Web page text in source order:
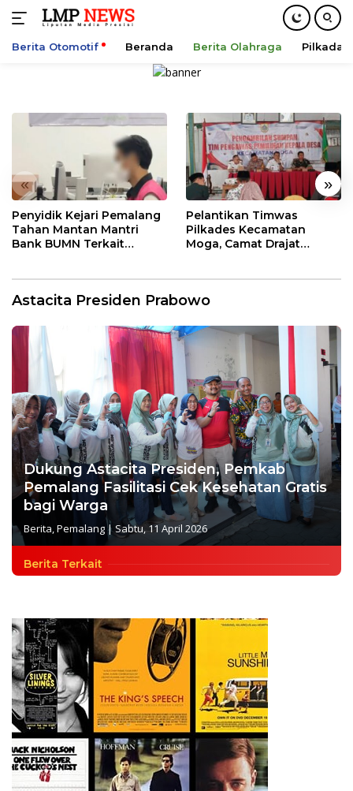
Berita Otomotif Beranda Berita Olahraga Pilkada
« »
Penyidik Kejari Pemalang
Tahan Mantan Mantri
Bank BUMN Terkait
Pelantikan Timwas
Pilkades Kecamatan
Moga, Camat Drajat
Astacita Presiden Prabowo
Dukung Astacita Presiden, Pemkab
Pemalang Fasilitasi Cek Kesehatan Gratis
bagi Warga
Berita,Pemalang| Sabtu, 11 April 2026
Berita Terkait